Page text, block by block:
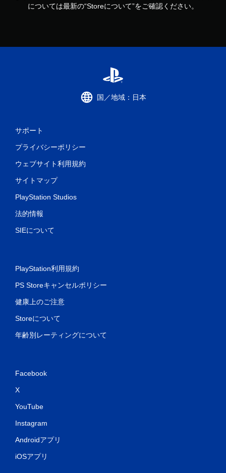
については最新の“Storeについて”をご確認ください。
国／地域：日本
サポート
プライバシーポリシー
ウェブサイト利用規約
サイトマップ
PlayStation Studios
法的情報
SIEについて
PlayStation利用規約
PS Storeキャンセルポリシー
健康上のご注意
Storeについて
年齢別レーティングについて
Facebook
X
YouTube
Instagram
Androidアプリ
iOSアプリ